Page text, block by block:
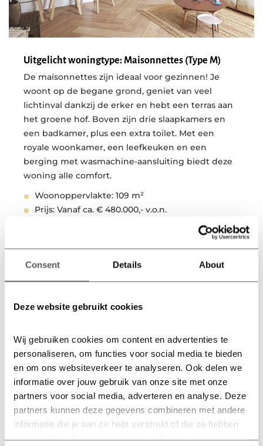
Consent Details About
Deze website gebruikt cookies
Wij gebruiken cookies om content en advertenties te
personaliseren, om functies voor social media te bieden
en om ons websiteverkeer te analyseren. Ook delen we
informatie over jouw gebruik van onze site met onze
partners voor social media, adverteren en analyse. Deze
partners kunnen deze gegevens combineren met andere
informatie die je aan ze hebt verstrekt of die ze hebben
verzameld op basis van jouw gebruik van hun services.
Uitgelicht woningtype: Maisonnettes (Type M)
De maisonnettes zijn ideaal voor gezinnen! Je
woont op de begane grond, geniet van veel
lichtinval dankzij de erker en hebt een terras aan
het groene hof. Boven zijn drie slaapkamers en
een badkamer, plus een extra toilet. Met een
royale woonkamer, een leefkeuken en een
berging met wasmachine-aansluiting biedt deze
woning alle comfort.
Woonoppervlakte: 109 m²
Prijs: Vanaf ca. € 480.000,- v.o.n.
Interesse? Schrijf je in via de website of neem
Bekijk woningtype
Wil jij ook in LIV wonen? Wees er op tijd bij!
Er zijn nog diverse woningtypes beschikbaar. Bekijk het
actuele aanbod en schrijf je in voor je favoriete
bouwnummer. Heb je vragen of ben je geïnteresseerd in
een specifiek (type) appartement? Neem dan contact
met een van de betrokken makelaars of met Iris Koster